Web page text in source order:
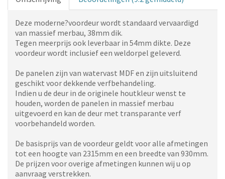
Deze moderne?voordeur wordt standaard vervaardigd
van massief merbau, 38mm dik.
Tegen meerprijs ook leverbaar in 54mm dikte. Deze
voordeur wordt inclusief een weldorpel geleverd.
De panelen zijn van watervast MDF en zijn uitsluitend
geschikt voor dekkende verfbehandeling.
Indien u de deur in de originele houtkleur wenst te
houden, worden de panelen in massief merbau
uitgevoerd en kan de deur met transparante verf
voorbehandeld worden.
De basisprijs van de voordeur geldt voor alle afmetingen
tot een hoogte van 2315mm en een breedte van 930mm.
De prijzen voor overige afmetingen kunnen wij u op
aanvraag verstrekken.